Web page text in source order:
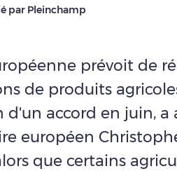
par Pleinchamp
prévoit de
de produits
d'un accord en juin, a
européen
que certains